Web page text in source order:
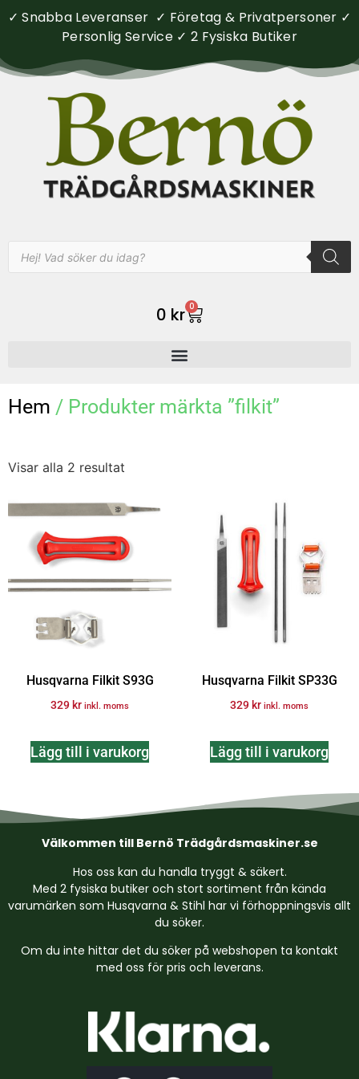
✓ Snabba Leveranser ✓ Företag & Privatpersoner ✓
Personlig Service ✓ 2 Fysiska Butiker
0 kr 0
Hem / Produkter märkta ”filkit”
Visar alla 2 resultat
Husqvarna Filkit S93G
329 kr inkl. moms
Lägg till i varukorg
Husqvarna Filkit SP33G
329 kr inkl. moms
Lägg till i varukorg
Välkommen till Bernö Trädgårdsmaskiner.se
Hos oss kan du handla tryggt & säkert.
Med 2 fysiska butiker och stort sortiment från kända
varumärken som Husqvarna & Stihl har vi förhoppningsvis allt
du söker.
Om du inte hittar det du söker på webshopen ta kontakt
med oss för pris och leverans.